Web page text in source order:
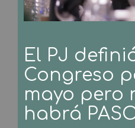
El PJ
Congreso
mayo pero
habrá